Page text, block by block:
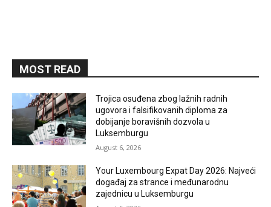
MOST READ
Trojica osuđena zbog lažnih radnih
ugovora i falsifikovanih diploma za
dobijanje boravišnih dozvola u
Luksemburgu
August 6, 2026
Your Luxembourg Expat Day 2026: Najveći
događaj za strance i međunarodnu
zajednicu u Luksemburgu